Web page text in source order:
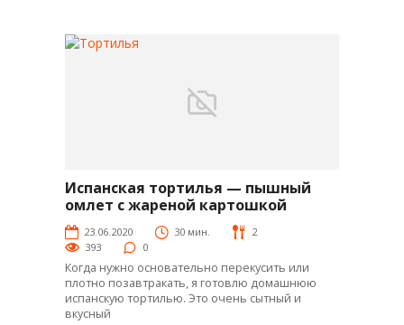
Испанская тортилья — пышный
омлет с жареной картошкой
23.06.2020 30 мин.
2
393
0
Когда нужно основательно перекусить или
плотно позавтракать, я готовлю домашнюю
испанскую тортилью. Это очень сытный и
вкусный